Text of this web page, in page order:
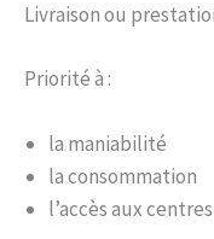
Livraison ou
Priorité à :
la maniabilité
la consommation
l’accès aux